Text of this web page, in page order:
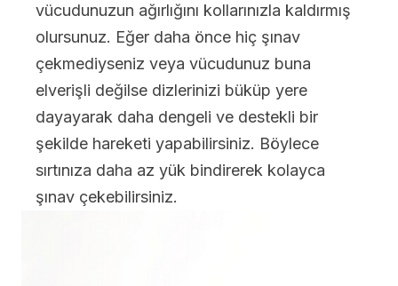
vücudunuzun ağırlığını kollarınızla kaldırmış
olursunuz. Eğer daha önce hiç şınav
çekmediyseniz veya vücudunuz buna
elverişli değilse dizlerinizi büküp yere
dayayarak daha dengeli ve destekli bir
şekilde hareketi yapabilirsiniz. Böylece
sırtınıza daha az yük bindirerek kolayca
şınav çekebilirsiniz.